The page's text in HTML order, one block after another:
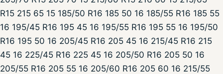
R15 215 65 15 185/50 R16 185 50 16 185/55 R16 185 55
16 195/45 R16 195 45 16 195/55 R16 195 55 16 195/50
R16 195 50 16 205/45 R16 205 45 16 215/45 R16 215
45 16 225/45 R16 225 45 16 205/50 R16 205 50 16
205/55 R16 205 55 16 205/60 R16 205 60 16 215/55